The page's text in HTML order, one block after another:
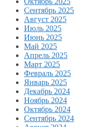
Сентябрь 2025
Август 2025
Июль 2025
Июнь 2025
Май 2025
Апрель 2025
Март 2025
Февраль 2025
Январь 2025
Декабрь 2024
Ноябрь 2024
Октябрь 2024
Сентябрь 2024